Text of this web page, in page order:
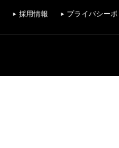
採用情報 プライバシー